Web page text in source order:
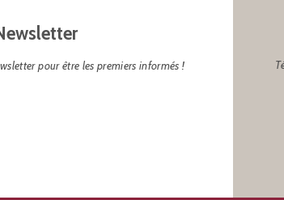
pour être les premiers informés !